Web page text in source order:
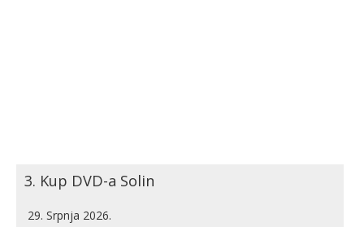
3. Kup DVD-a Solin
29. Srpnja 2026.